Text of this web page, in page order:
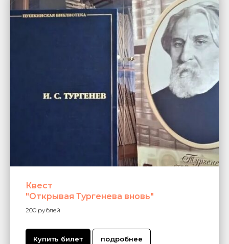
Квест
"Открывая Тургенева вновь"
200 рублей
Купить билет подробнее